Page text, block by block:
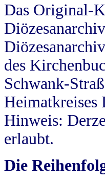
Das Original-
des
Schwank-
Heimatkreises
Hinweis:
erlaubt.
Die